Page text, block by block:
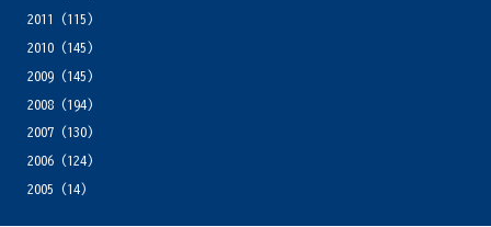
2011
(115)
2010(145)
2009(145)
2008(194)
2007(130)
2006(124)
2005 (14)